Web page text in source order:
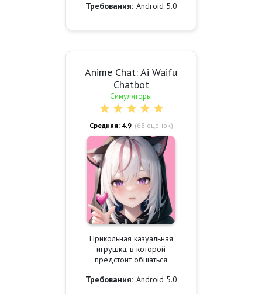
Требования: Android 5.0
Anime Chat: Ai Waifu
Chatbot
Симуляторы
Средняя: 4.9 (68 оценок)
Прикольная казуальная
игрушка, в которой
предстоит общаться
Требования: Android 5.0